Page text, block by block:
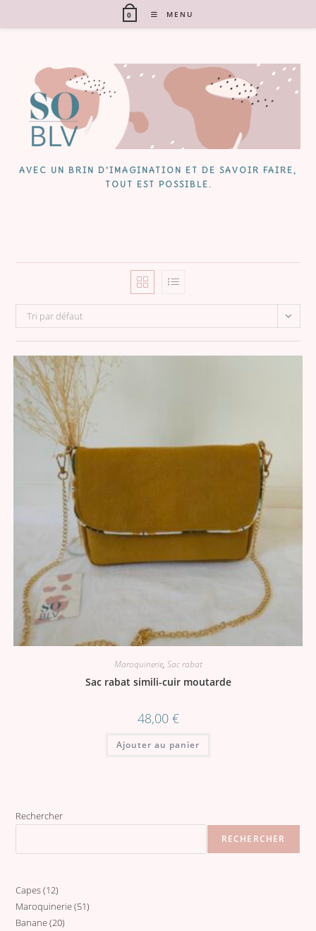
to
0 MENU
AVEC UN BRIN D'IMAGINATION ET DE SAVOIR FAIRE,
TOUT EST POSSIBLE.
Tri par défaut
Maroquinerie, Sac rabat
Sac rabat simili-cuir moutarde
48,00 €
Ajouter au panier
Rechercher
RECHERCHER
Capes 1212
produits
Maroquinerie 5151
Banane 2020